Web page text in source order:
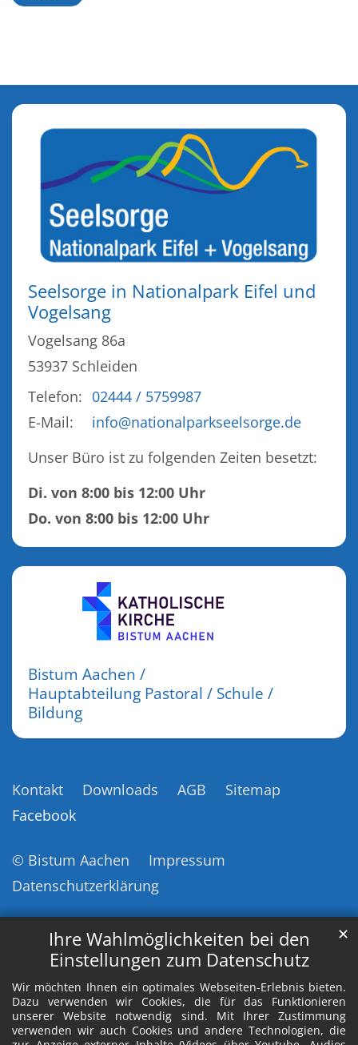
Ihre Wahlmöglichkeiten bei den
Einstellungen zum Datenschutz
Wir möchten Ihnen ein optimales Webseiten-Erlebnis bieten.
Dazu verwenden wir Cookies, die für das Funktionieren
unserer Website notwendig sind. Mit Ihrer Zustimmung
verwenden wir auch Cookies und andere Technologien, die
✕
Seelsorge in Nationalpark Eifel und
Vogelsang
Vogelsang 86a
53937 Schleiden
Telefon: 02444 / 5759987
E-Mail:
info@nationalparkseelsorge.de
Unser Büro ist zu folgenden Zeiten besetzt:
Di. von 8:00 bis 12:00 Uhr
Do. von 8:00 bis 12:00 Uhr
Bistum Aachen /
Hauptabteilung Pastoral / Schule /
Bildung
Kontakt Downloads AGB
Sitemap
Facebook
© Bistum Aachen
Impressum
Datenschutzerklärung